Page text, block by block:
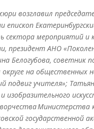
возглавил
епископ
сектора мероприятий и
президент АНО
Белогубова, советник
на общественных
подвиг учителя»;
изобразительного
Министерства
государственной